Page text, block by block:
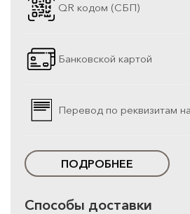
QR кодом (СБП)
Банковской картой
Перевод по реквизитам
ПОДРОБНЕЕ
Способы доставки